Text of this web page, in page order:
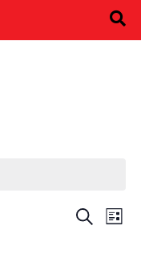
Navegación
de
Buscar
de
Lista